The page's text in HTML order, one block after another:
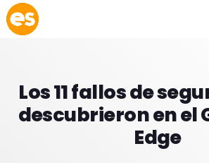
play_arrow EMISIÓN LA PAZ
EMISIÓN COCHABAMBA
Los 11 fallos de
descubrieron en el
Edge